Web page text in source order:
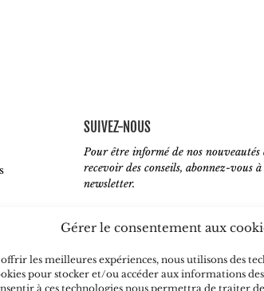
Gérer le consentement aux
les meilleures expériences, nous utilisons des
pour stocker et/ou accéder aux informations
à ces technologies nous permettra de traiter
SUIVEZ-NOUS
Pour être informé de nos nouveautés
recevoir des conseils, abonnez-vous
newsletter.
J'accepte de recevoir vos e-mails et
confirme avoir pris connaissance de votre